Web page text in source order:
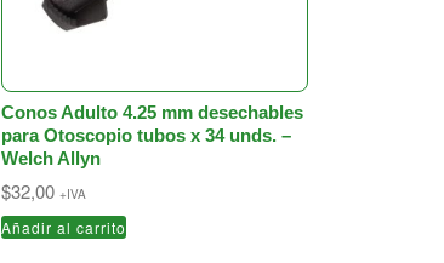
Conos Adulto 4.25 mm desechables
para Otoscopio tubos x 34 unds. –
Welch Allyn
$32,00 +IVA
Añadir al carrito